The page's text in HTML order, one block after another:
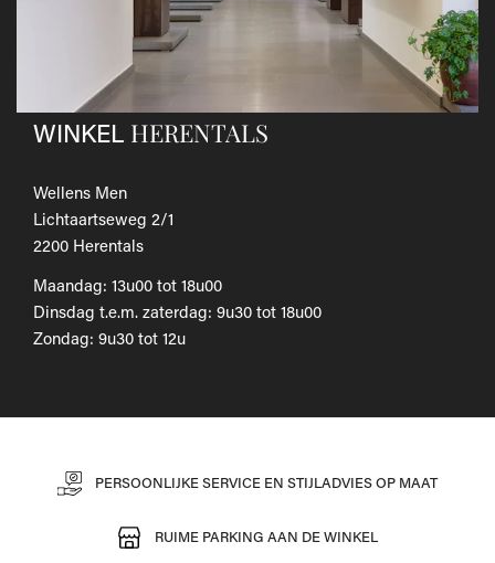
Als je het wilt omruilen voor een ander artikel, dien je een
nieuwe bestelling te plaatsen.
Voor onze uitgebreide beleid betreffende verzenden en
retourneren, raadpleeg onze Veelgestelde vragen
WINKEL HERENTALS
Wellens Men
Lichtaartseweg 2/1
2200 Herentals
Maandag: 13u00 tot 18u00
Dinsdag t.e.m. zaterdag: 9u30 tot 18u00
Zondag: 9u30 tot 12u
PERSOONLIJKE SERVICE EN STIJLADVIES OP MAAT
RUIME PARKING AAN DE WINKEL